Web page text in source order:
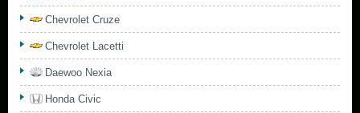
Chevrolet Cruze
Chevrolet Lacetti
Daewoo Nexia
Honda Civic